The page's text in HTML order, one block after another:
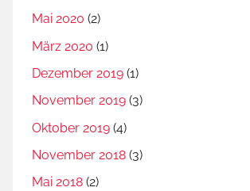
Mai 2020 (2)
März 2020 (1)
Dezember 2019 (1)
November 2019 (3)
Oktober 2019 (4)
November 2018 (3)
Mai 2018 (2)